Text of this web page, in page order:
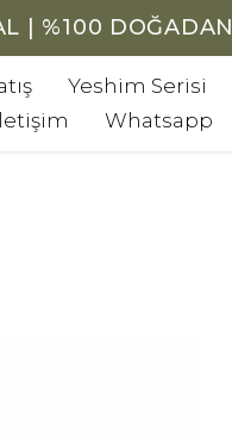
| %100 DOĞADAN
Yeshim Serisi
Whatsapp